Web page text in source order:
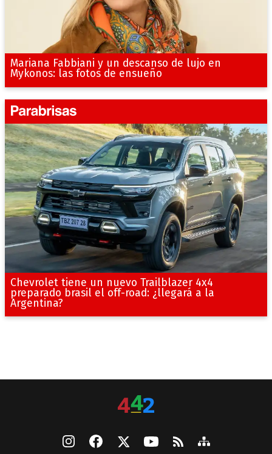
Mariana Fabbiani y un descanso de lujo en
Mykonos: las fotos de ensueño
Chevrolet tiene un nuevo Trailblazer 4x4
preparado brasil el off-road: ¿llegará a la
Argentina?